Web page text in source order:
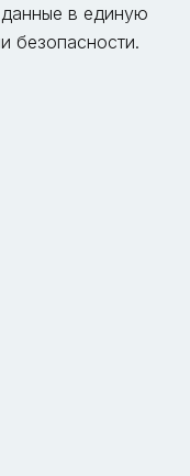
в единую
безопасности.